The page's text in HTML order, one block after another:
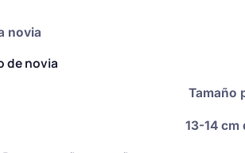
novia
de novia
Tamaño
13-14 cm